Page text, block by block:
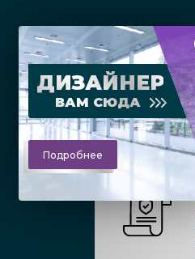
ДИЗАЙНЕР
ВАМ СЮДА
Подробнее